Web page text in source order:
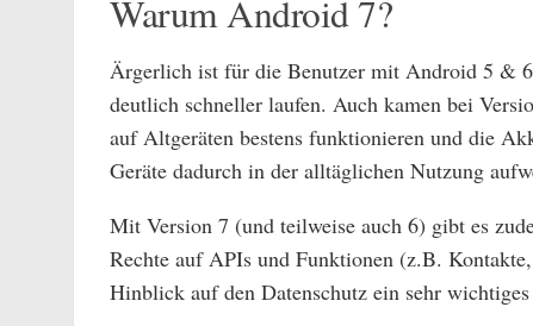
Warum Android 7?
Ärgerlich ist für die Benutzer mit Android 5 &
deutlich schneller laufen. Auch kamen bei
auf Altgeräten bestens funktionieren und die
Geräte dadurch in der alltäglichen Nutzung
Mit Version 7 (und teilweise auch 6) gibt es
Rechte auf APIs und Funktionen (z.B.
Hinblick auf den Datenschutz ein sehr wichtiges